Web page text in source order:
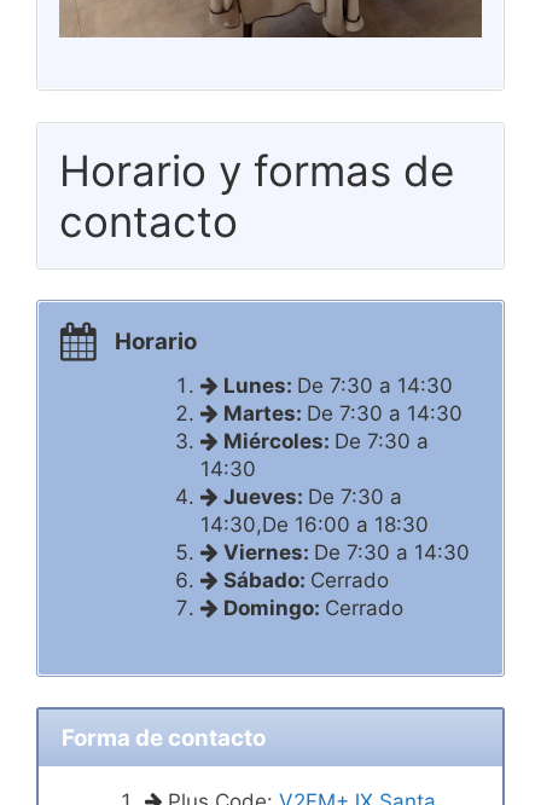
Horario y formas de
contacto
Horario
Lunes: De 7:30 a 14:30
Martes: De 7:30 a 14:30
Miércoles: De 7:30 a
14:30
Jueves: De 7:30 a
14:30,De 16:00 a 18:30
Viernes: De 7:30 a 14:30
Sábado: Cerrado
Domingo: Cerrado
Forma de contacto